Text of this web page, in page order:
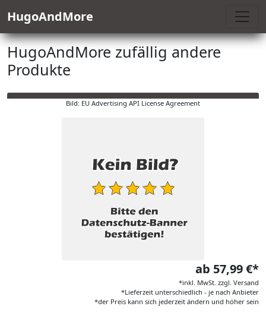
HugoAndMore
HugoAndMore zufällig andere
Produkte
Bild: EU Advertising API License Agreement
ab 57,99 €*
*inkl. MwSt. zzgl. Versand
*Lieferzeit unterschiedlich - je nach Anbieter
*der Preis kann sich jederzeit ändern und höher sein